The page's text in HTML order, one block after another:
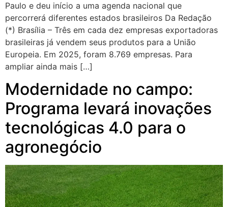
Paulo e deu início a uma agenda nacional que
percorrerá diferentes estados brasileiros Da Redação
(*) Brasília – Três em cada dez empresas exportadoras
brasileiras já vendem seus produtos para a União
Europeia. Em 2025, foram 8.769 empresas. Para
ampliar ainda mais […]
Modernidade no campo:
Programa levará inovações
tecnológicas 4.0 para o
agronegócio